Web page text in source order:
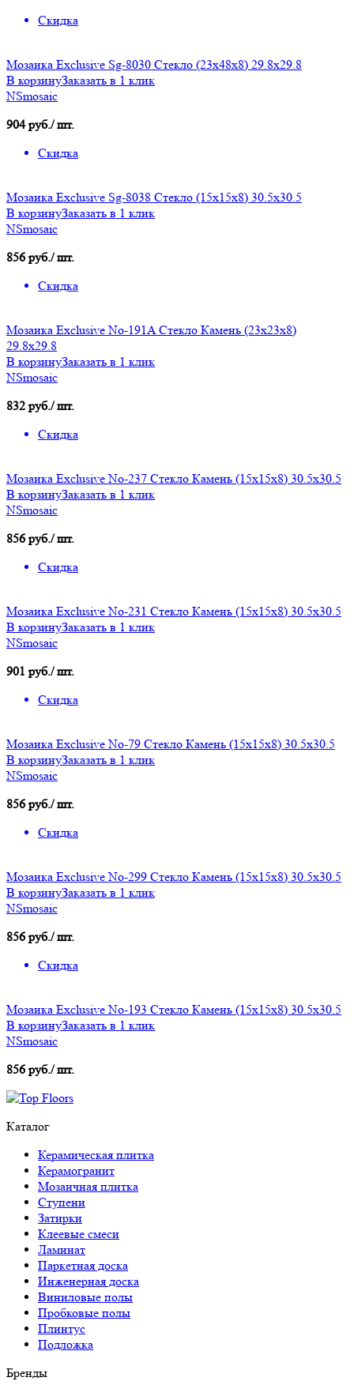
Скидка
Мозаика Exclusive Sg-8030 Стекло (23х48х8) 29.8x29.8
В корзинуЗаказать в 1 клик
NSmosaic
904 руб./ шт.
Скидка
Мозаика Exclusive Sg-8038 Стекло (15х15х8) 30.5x30.5
В корзинуЗаказать в 1 клик
NSmosaic
856 руб./ шт.
Скидка
Мозаика Exclusive No-191A Стекло Камень (23х23х8)
29.8x29.8
В корзинуЗаказать в 1 клик
NSmosaic
832 руб./ шт.
Скидка
Мозаика Exclusive No-237 Стекло Камень (15х15х8) 30.5x30.5
В корзинуЗаказать в 1 клик
NSmosaic
856 руб./ шт.
Скидка
Мозаика Exclusive No-231 Стекло Камень (15х15х8) 30.5x30.5
В корзинуЗаказать в 1 клик
NSmosaic
901 руб./ шт.
Скидка
Мозаика Exclusive No-79 Стекло Камень (15х15х8) 30.5x30.5
В корзинуЗаказать в 1 клик
NSmosaic
856 руб./ шт.
Скидка
Мозаика Exclusive No-299 Стекло Камень (15х15х8) 30.5x30.5
В корзинуЗаказать в 1 клик
NSmosaic
856 руб./ шт.
Скидка
Мозаика Exclusive No-193 Стекло Камень (15х15х8) 30.5x30.5
В корзинуЗаказать в 1 клик
NSmosaic
856 руб./ шт.
Каталог
Керамическая плитка
Керамогранит
Мозаичная плитка
Ступени
Затирки
Клеевые смеси
Ламинат
Паркетная доска
Инженерная доска
Виниловые полы
Пробковые полы
Плинтус
Подложка
Бренды